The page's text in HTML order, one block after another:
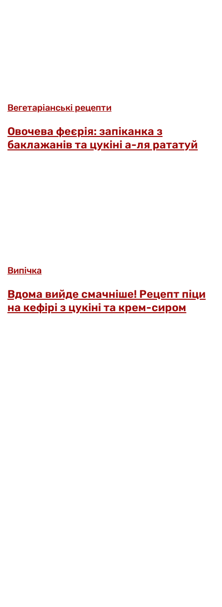
Вегетаріанські рецепти
Овочева феєрія: запіканка з
баклажанів та цукіні а-ля рататуй
Випічка
Вдома вийде смачніше! Рецепт піци
на кефірі з цукіні та крем-сиром